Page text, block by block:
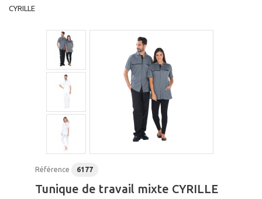
CYRILLE
Référence 6177
Tunique de travail mixte CYRILLE